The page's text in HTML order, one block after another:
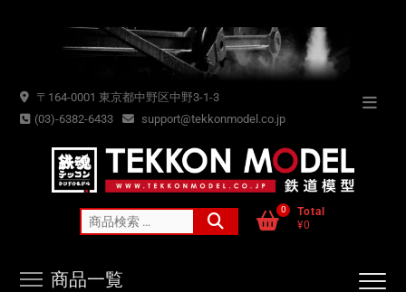
〒164-0001 東京都中野区中野3-1-3
(03)-6382-6433
support@tekkonmodel.co.jp
索
0
Total
¥0
商品一覧